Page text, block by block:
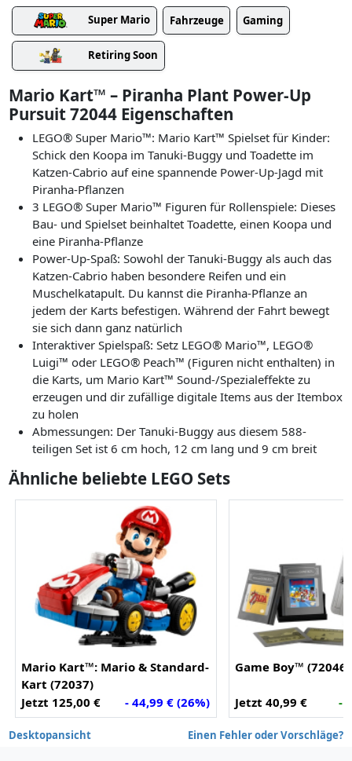
Super Mario Fahrzeuge Gaming
Retiring Soon
Mario Kart™ – Piranha Plant Power-Up
Pursuit 72044 Eigenschaften
LEGO® Super Mario™: Mario Kart™ Spielset für Kinder:
Schick den Koopa im Tanuki-Buggy und Toadette im
Katzen-Cabrio auf eine spannende Power-Up-Jagd mit
Piranha-Pflanzen
3 LEGO® Super Mario™ Figuren für Rollenspiele: Dieses
Bau- und Spielset beinhaltet Toadette, einen Koopa und
eine Piranha-Pflanze
Power-Up-Spaß: Sowohl der Tanuki-Buggy als auch das
Katzen-Cabrio haben besondere Reifen und ein
Muschelkatapult. Du kannst die Piranha-Pflanze an
jedem der Karts befestigen. Während der Fahrt bewegt
sie sich dann ganz natürlich
Interaktiver Spielspaß: Setz LEGO® Mario™, LEGO®
Luigi™ oder LEGO® Peach™ (Figuren nicht enthalten) in
die Karts, um Mario Kart™ Sound-/Spezialeffekte zu
erzeugen und dir zufällige digitale Items aus der Itembox
zu holen
Abmessungen: Der Tanuki-Buggy aus diesem 588-
teiligen Set ist 6 cm hoch, 12 cm lang und 9 cm breit
Ähnliche beliebte LEGO Sets
Mario Kart™: Mario & Standard-
Kart (72037)
Jetzt 125,00 €
- 44,99 € (26%)
Game Boy™ (72046)
Jetzt 40,99 € -
Desktopansicht Einen Fehler oder Vorschläge?